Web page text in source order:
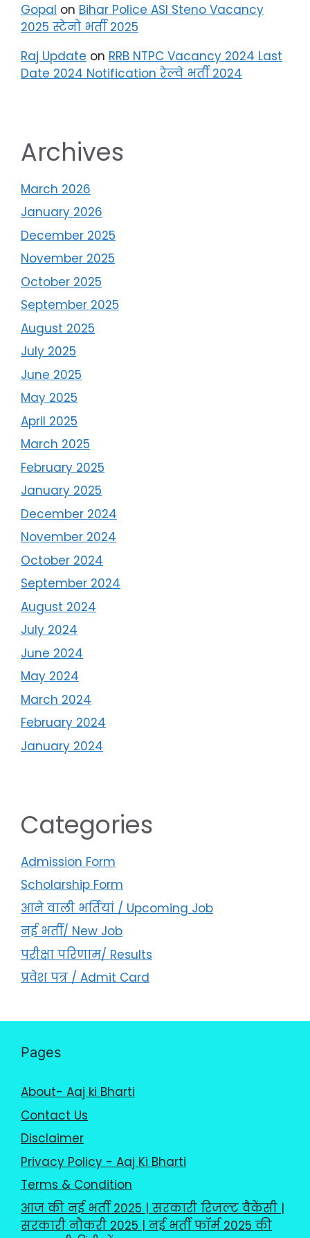
Gopal on Bihar Police ASI Steno Vacancy
2025 स्टेनो भर्ती 2025
Raj Update on RRB NTPC Vacancy 2024 Last
Date 2024 Notification रेल्वे भर्ती 2024
Archives
March 2026
January 2026
December 2025
November 2025
October 2025
September 2025
August 2025
July 2025
June 2025
May 2025
April 2025
March 2025
February 2025
January 2025
December 2024
November 2024
October 2024
September 2024
August 2024
July 2024
June 2024
May 2024
March 2024
February 2024
January 2024
Categories
Admission Form
Scholarship Form
आने वाली भर्तियां / Upcoming Job
नई भर्ती/ New Job
परीक्षा परिणाम/ Results
प्रवेश पत्र / Admit Card
Pages
About- Aaj ki Bharti
Contact Us
Disclaimer
Privacy Policy - Aaj Ki Bharti
Terms & Condition
आज की नई भर्ती 2025 | सरकारी रिजल्ट वैकेंसी |
सरकारी नौकरी 2025 | नई भर्ती फॉर्म 2025 की